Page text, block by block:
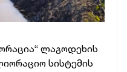
ლაგოდეხის
სისტემის